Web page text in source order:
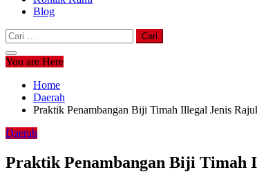
Blog
Cari
untuk:
You are Here
Home
Daerah
Praktik Penambangan Biji Timah Illegal Jenis
Daerah
Praktik Penambangan Biji Timah